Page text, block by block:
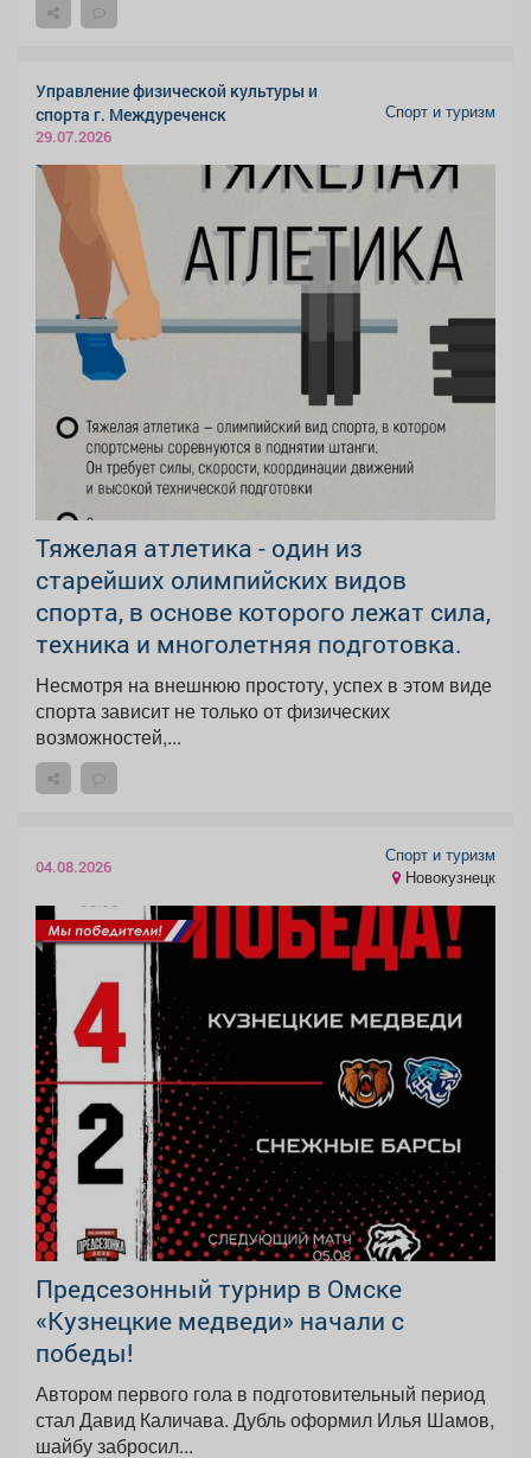
Управление физической культуры и
спорта г. Междуреченск
29.07.2026
Спорт и туризм
Тяжелая атлетика - один из
старейших олимпийских видов
спорта, в основе которого лежат сила,
техника и многолетняя подготовка.
Несмотря на внешнюю простоту, успех в этом виде
спорта зависит не только от физических
возможностей,...
04.08.2026
Спорт и туризм
Новокузнецк
Предсезонный турнир в Омске
«Кузнецкие медведи» начали с
победы!
Автором первого гола в подготовительный период
стал Давид Каличава. Дубль оформил Илья Шамов,
шайбу забросил...